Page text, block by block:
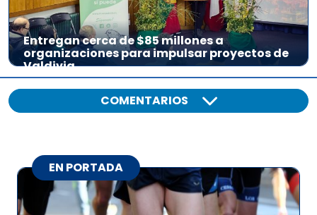
Entregan cerca de $85 millones a
organizaciones para impulsar proyectos de
Valdivia
COMENTARIOS
EN PORTADA